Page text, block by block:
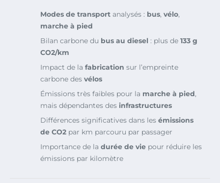
Modes de transport analysés : bus, vélo,
marche à pied
Bilan carbone du bus au diesel : plus de 133 g
CO2/km
Impact de la fabrication sur l’empreinte
carbone des vélos
Émissions très faibles pour la marche à pied,
mais dépendantes des infrastructures
Différences significatives dans les émissions
de CO2 par km parcouru par passager
Importance de la durée de vie pour réduire les
émissions par kilomètre